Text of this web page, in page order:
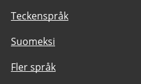
Teckenspråk
Suomeksi
Fler språk